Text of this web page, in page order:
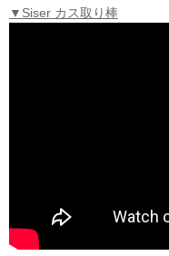
▼Siser カス取り棒